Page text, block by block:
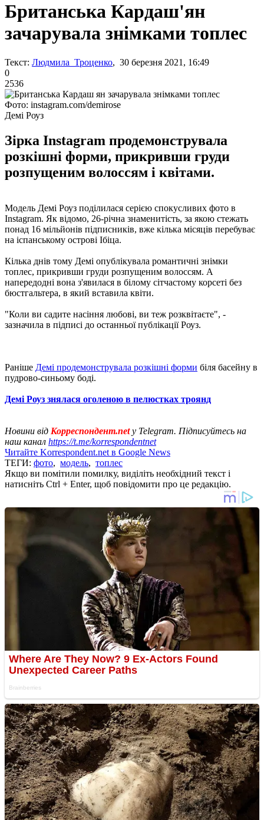
Британська Кардаш'ян
зачарувала знімками топлес
Текст: Людмила Троценко, 30 березня 2021, 16:49
0
2536
Фото: instagram.com/demirose
Демі Роуз
Зірка Instagram продемонструвала
розкішні форми, прикривши груди
розпущеним волоссям і квітами.
Модель Демі Роуз поділилася серією спокусливих фото в
Instagram. Як відомо, 26-річна знаменитість, за якою стежать
понад 16 мільйонів підписників, вже кілька місяців перебуває
на іспанському острові Ібіца.
Кілька днів тому Демі опублікувала романтичні знімки
топлес, прикривши груди розпущеним волоссям. А
напередодні вона з'явилася в білому сітчастому корсеті без
бюстгальтера, в який вставила квіти.
"Коли ви садите насіння любові, ви теж розквітаєте", -
зазначила в підписі до останньої публікації Роуз.
Раніше Демі продемонструвала розкішні форми біля басейну в
пудрово-синьому боді.
Демі Роуз знялася оголеною в пелюстках троянд
Новини від Корреспондент.netу Telegram. Підписуйтесь на
наш канал https://t.me/korrespondentnet
Читайте Korrespondent.net в Google News
ТЕГИ: фото, модель, топлес
Якщо ви помітили помилку, виділіть необхідний текст і
натисніть Ctrl + Enter, щоб повідомити про це редакцію.